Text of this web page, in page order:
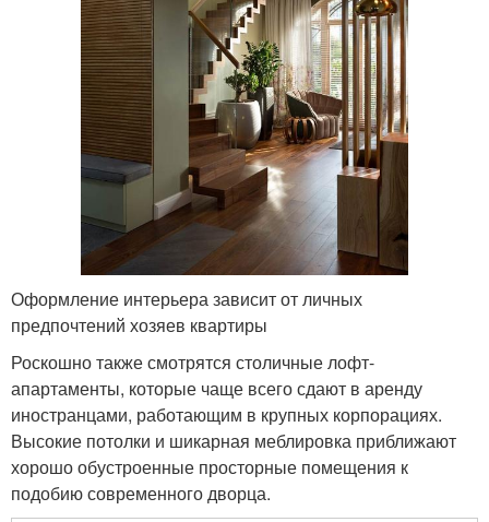
Оформление интерьера зависит от личных
предпочтений хозяев квартиры
Роскошно также смотрятся столичные лофт-
апартаменты, которые чаще всего сдают в аренду
иностранцами, работающим в крупных корпорациях.
Высокие потолки и шикарная меблировка приближают
хорошо обустроенные просторные помещения к
подобию современного дворца.